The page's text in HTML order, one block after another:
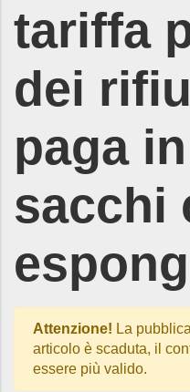
tariffa
dei
paga
sacchi
Attenzione! La
articolo è scaduta, il
essere più valido.